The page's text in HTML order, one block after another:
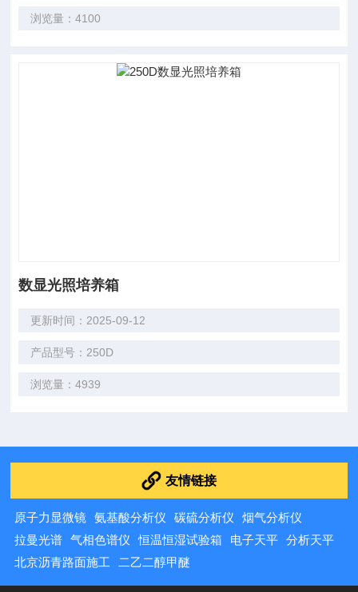
浏览量：4100
数显光照培养箱
更新时间：2025-09-12
产品型号：250D
浏览量：4939
友情链接
原子力显微镜 氨基酸分析仪 碳硫分析仪
烟气分析仪
拉曼光谱
气相色谱仪 恒温恒湿试验箱 电子天平
分析天平
北京沥青路面施工
二乙二醇甲醚